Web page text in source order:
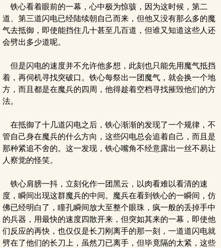
铁心看着眼前的一幕，心中极为惊骇，因为这时候，第二
道、第三道闪电已经陆续朝自己而来，但他又没有那么多的魔
气去抵御，即使能挡住几十甚至几百道，但谁又知道这些人还
会劈出多少道呢。
但是闪电的速度并不允许他多想，此刻也只能先用魔气抵挡
着，再伺机寻找突破口。铁心每祭出一团魔气，就会换一个地
方，而且都是在魔兵的四周，他得趁着空档寻找摧毁他们的方
法。
在抵御了十几道闪电之后，铁心渐渐的发现了一个规律，不
管自己身在魔兵的什么方向，这些闪电总会追着自己，而且是
那种紧追不舍的。这一发现，铁心嘴角不经意露出一丝不易让
人察觉的怪笑。
铁心肩膀一抖，立刻化作一团黑云，以肉看难以看清的速
度，瞬间出现这群魔兵的中间。魔兵在看到铁心的一瞬间，仿
佛已经明白了，瞳孔瞬间放大至整个眼珠，疯一般的丢掉手中
的兵器，用最快的速度四散开来，但突如其来的一幕，即使他
们反应的再快，也仅仅是长刀刚离手的那一刻，一道道闪电就
劈在了他们的长刀上，虽然刀已离手，但毕竟隔的太紧，这些